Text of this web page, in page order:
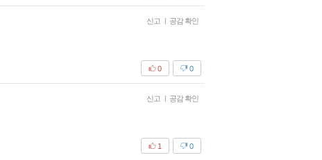
신고 | 공감 확인
0
0
신고 | 공감 확인
0
1